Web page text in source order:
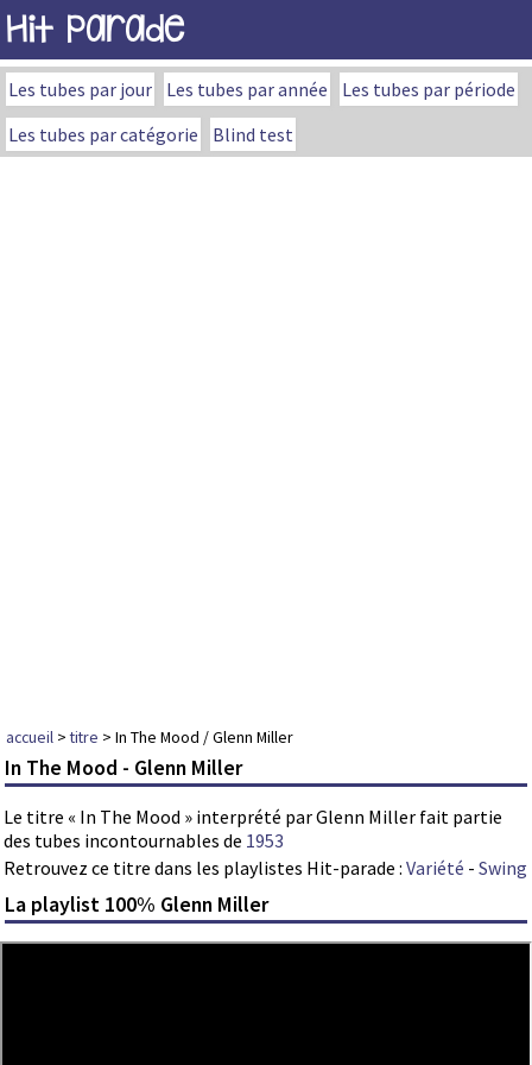
Hit Parade
Les tubes par jour Les tubes par année
Les tubes par période
Les tubes par catégorie
Blind test
accueil >titre > In The Mood / Glenn Miller
In The Mood - Glenn Miller
Le titre « In The Mood » interprété par Glenn Miller fait partie
des tubes incontournables de 1953
Retrouvez ce titre dans les playlistes Hit-parade : Variété - Swing
La playlist 100% Glenn Miller